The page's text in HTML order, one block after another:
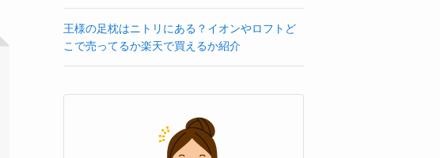
王様の足枕はニトリにある？イオンやロフトど
こで売ってるか楽天で買えるか紹介